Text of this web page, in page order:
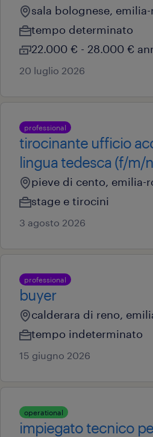
sala bolognese,
tempo determinato
22.000 € - 28.000 €
20 luglio 2026
professional
tirocinante ufficio
lingua tedesca (f/m/
pieve di cento, emilia-
stage e tirocini
3 agosto 2026
professional
buyer
calderara di reno,
tempo indeterminato
15 giugno 2026
operational
impiegato tecnico